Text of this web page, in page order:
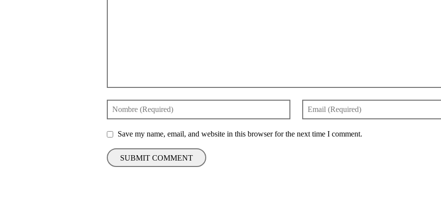
Save my name, email, and website in this browser for the next time I comment.